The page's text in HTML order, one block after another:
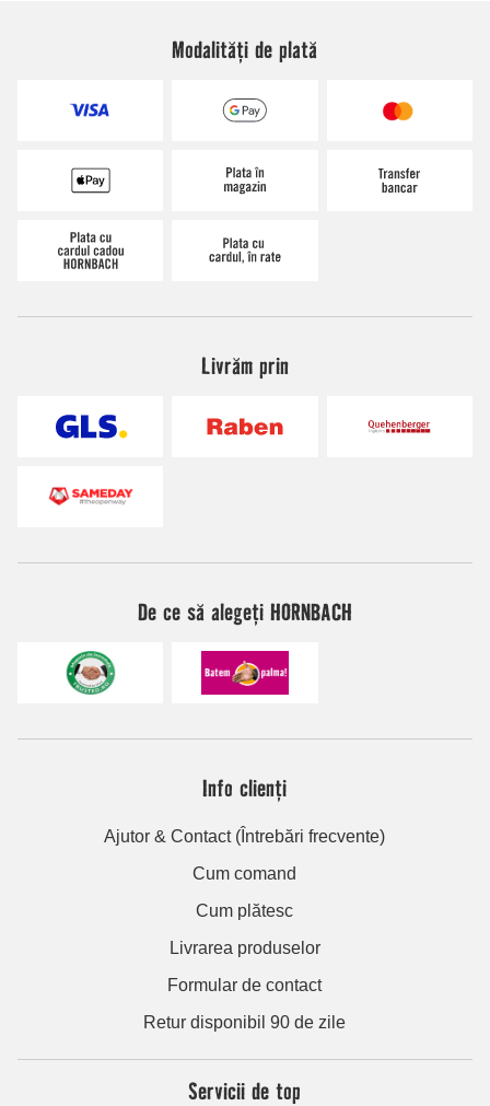
Modalități de plată
Livrăm prin
De ce să alegeți HORNBACH
Info clienți
Ajutor & Contact (Întrebări frecvente)
Cum comand
Cum plătesc
Livrarea produselor
Formular de contact
Retur disponibil 90 de zile
Servicii de top